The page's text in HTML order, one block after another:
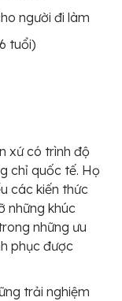
người đi làm
tuổi)
xứ có trình độ
chỉ quốc tế. Họ
các kiến thức
những khúc
những ưu
phục được
trải nghiệm